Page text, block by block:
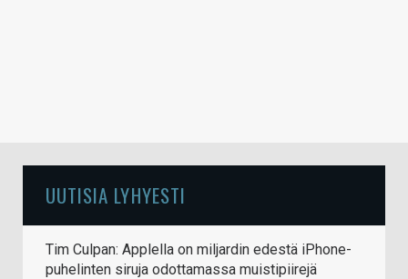
UUTISIA LYHYESTI
Tim Culpan: Applella on miljardin edestä iPhone-
puhelinten siruja odottamassa muistipiirejä